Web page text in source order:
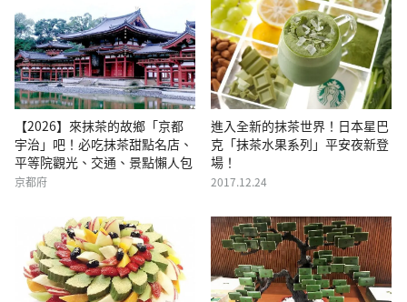
【2026】來抹茶的故鄉「京都
宇治」吧！必吃抹茶甜點名店、
平等院觀光、交通、景點懶人包
京都府
進入全新的抹茶世界！日本星巴
克「抹茶水果系列」平安夜新登
場！
2017.12.24